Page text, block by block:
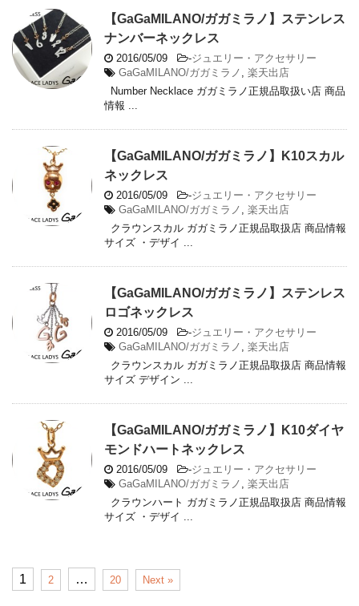
【GaGaMILANO/ガガミラノ】ステンレス
ナンバーネックレス
2016/05/09 -ジュエリー・アクセサリー
GaGaMILANO/ガガミラノ
楽天出店
Number Necklace ガガミラノ正規品取扱い店 商品
情報 ...
【GaGaMILANO/ガガミラノ】K10スカル
ネックレス
2016/05/09 -ジュエリー・アクセサリー
GaGaMILANO/ガガミラノ
楽天出店
クラウンスカル ガガミラノ正規品取扱店 商品情報
サイズ ・デザイ ...
【GaGaMILANO/ガガミラノ】ステンレス
ロゴネックレス
2016/05/09 -ジュエリー・アクセサリー
GaGaMILANO/ガガミラノ
楽天出店
クラウンスカル ガガミラノ正規品取扱店 商品情報
サイズ デザイン ...
【GaGaMILANO/ガガミラノ】K10ダイヤ
モンドハートネックレス
2016/05/09 -ジュエリー・アクセサリー
GaGaMILANO/ガガミラノ
楽天出店
クラウンハート ガガミラノ正規品取扱店 商品情報
サイズ ・デザイ ...
1 2 … 20 Next »